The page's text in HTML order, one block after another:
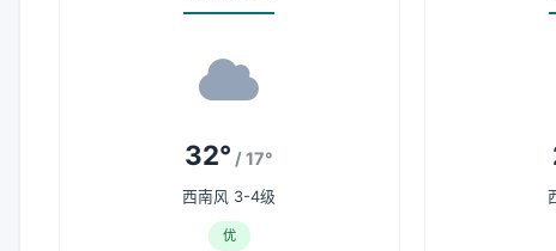
32° / 17°
西南风 3-4级
优